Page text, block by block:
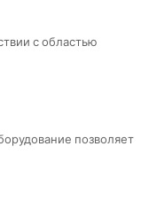
с областью
позволяет